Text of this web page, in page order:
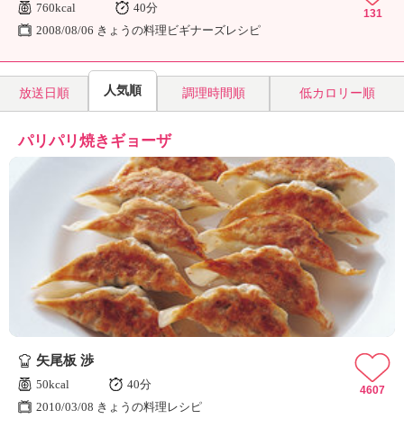
理
760kcal
40分
2008/08/06 きょうの料理ビギナーズレシピ
131
放送日順 人気順 調理時間順 低カロリー順
パリパリ焼きギョーザ
矢尾板 渉
50kcal
40分
2010/03/08 きょうの料理レシピ
4607